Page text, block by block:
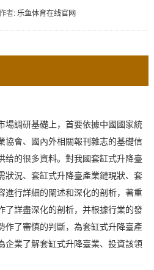
者: 乐鱼体育在线官网
調研基礎上，首要依據中國國家統
協會、國內外相關報刊雜志的基礎信
给的很多資料。對我國套缸式升降臺
狀況、套缸式升降臺產業鏈現狀、套
進行詳細的闡述和深化的剖析，著重
了詳盡深化的剖析，并根據行業的發
作了審慎的判斷，為套缸式升降臺產
企業了解套缸式升降臺業、投資該領